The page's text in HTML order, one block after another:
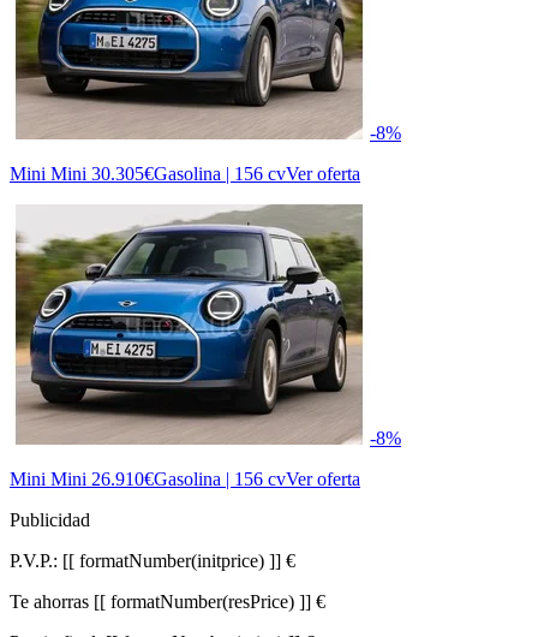
-8%
Mini Mini 30.305€Gasolina | 156 cvVer oferta
-8%
Mini Mini 26.910€Gasolina | 156 cvVer oferta
Publicidad
P.V.P.: [[ formatNumber(initprice) ]] €
Te ahorras [[ formatNumber(resPrice) ]] €